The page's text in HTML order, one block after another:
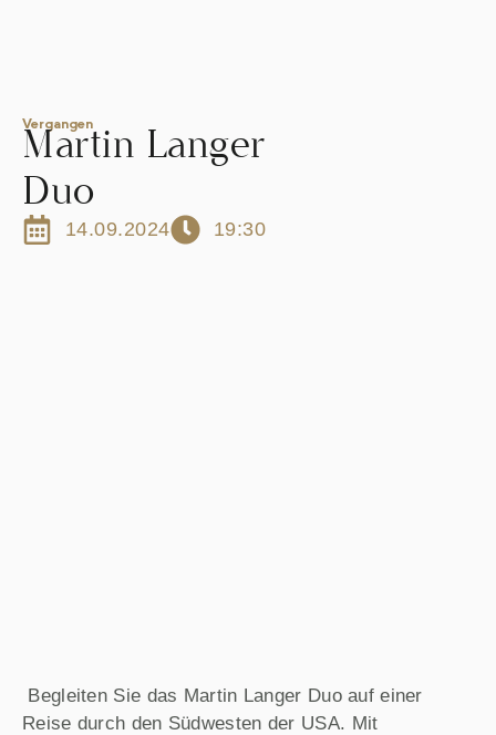
Vergangen
Martin Langer
Duo
14.09.2024 19:30
Begleiten Sie das Martin Langer Duo auf einer
Reise durch den Südwesten der USA. Mit